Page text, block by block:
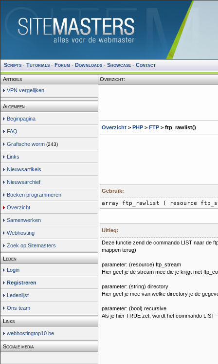
Scripts - Tutorials - Forum - Downloads - Showcase - Contact
Artikels
VPN vergelijken
Algemeen
Beginpagina
FAQ
Grafische worm (243)
Links
Nieuwsartikels
Nieuwsarchief
Boeken programmeren
Overzicht
Samenwerken
Webhosting
Zoek op Sitemasters
Leden
Login
Registreren
Ledenlijst
Ons team
Links
webhostingtop10.be
Sociale media
Overzicht:
Overzicht > PHP > FTP > ftp_rawlist()
Gebruik:
array ftp_rawlist ( resource
Uitleg:
Deze functie zend de commando LIST naar de
mappen terug)
parameter: (resource) ftp_stream
Hier geef je de stream mee die je krijgt met
parameter: (string) directory
Hier geef je mee van welke directory je de
parameter: (bool) recursive
Als je hier TRUE zet, wordt het commando LIST